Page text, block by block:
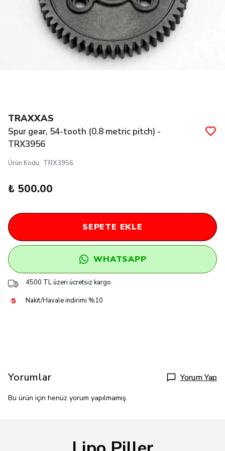
TRAXXAS
Spur gear, 54-tooth (0.8 metric pitch) -
TRX3956
Ürün Kodu: TRX3956
₺ 500.00
SEPETE EKLE
WHATSAPP
4500 TL üzeri ücretsiz kargo
Nakit/Havale indirimi %10
Yorumlar Yorum Yap
Bu ürün için henüz yorum yapılmamış.